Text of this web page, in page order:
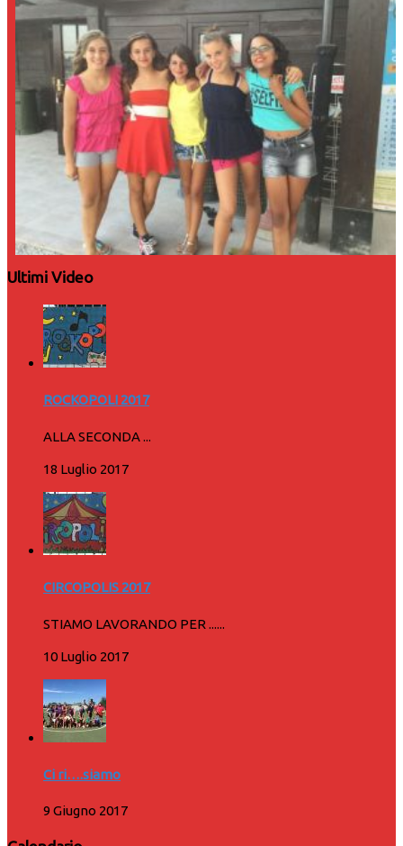
Ultimi Video
ROCKOPOLI 2017
ALLA SECONDA ...
18 Luglio 2017
CIRCOPOLIS 2017
STIAMO LAVORANDO PER ......
10 Luglio 2017
Ci ri….siamo
9 Giugno 2017